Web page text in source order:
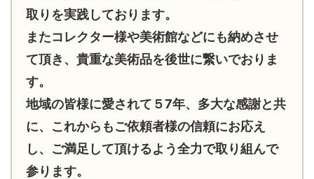
取りを実践しております。
またコレクター様や美術館などにも納めさせ
て頂き、貴重な美術品を後世に繋いでおりま
す。
地域の皆様に愛されて５7年、多大な感謝と共
に、これからもご依頼者様の信頼にお応え
し、ご満足して頂けるよう全力で取り組んで
参ります。